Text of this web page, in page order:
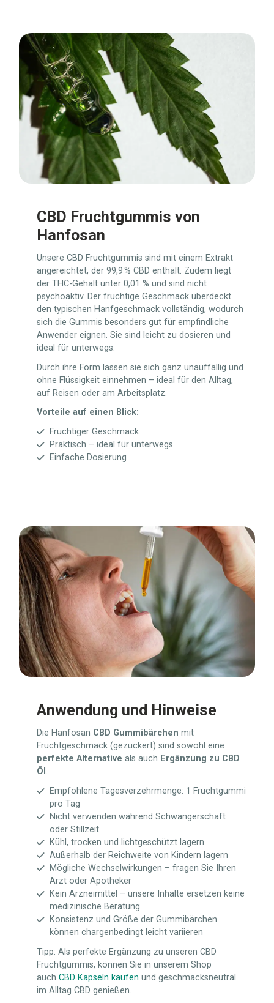
CBD Fruchtgummis von
Hanfosan
Unsere CBD Fruchtgummis sind mit einem Extrakt
angereichtet, der 99,9 % CBD enthält. Zudem liegt
der THC-Gehalt unter 0,01 % und sind nicht
psychoaktiv. Der fruchtige Geschmack überdeckt
den typischen Hanfgeschmack vollständig, wodurch
sich die Gummis besonders gut für empfindliche
Anwender eignen. Sie sind leicht zu dosieren und
ideal für unterwegs.
Durch ihre Form lassen sie sich ganz unauffällig und
ohne Flüssigkeit einnehmen – ideal für den Alltag,
auf Reisen oder am Arbeitsplatz.
Vorteile auf einen Blick:
Fruchtiger Geschmack
Praktisch – ideal für unterwegs
Einfache Dosierung
Anwendung und Hinweise
Die Hanfosan CBD Gummibärchen mit
Fruchtgeschmack (gezuckert) sind sowohl eine
perfekte Alternative als auch Ergänzung zu CBD
Öl .
Empfohlene Tagesverzehrmenge: 1 Fruchtgummi
pro Tag
Nicht verwenden während Schwangerschaft
oder Stillzeit
Kühl, trocken und lichtgeschützt lagern
Außerhalb der Reichweite von Kindern lagern
Mögliche Wechselwirkungen – fragen Sie Ihren
Arzt oder Apotheker
Kein Arzneimittel – unsere Inhalte ersetzen keine
medizinische Beratung
Konsistenz und Größe der Gummibärchen
können chargenbedingt leicht variieren
Tipp: Als perfekte Ergänzung zu unseren CBD
Fruchtgummis, können Sie in unserem Shop
auch CBD Kapseln kaufen und geschmacksneutral
im Alltag CBD genießen.